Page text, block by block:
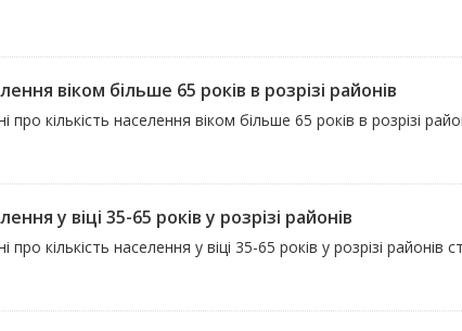
віком більше 65 років в розрізі районів
про кількість населення віком більше 65 років в розрізі
у віці 35-65 років у розрізі районів
про кількість населення у віці 35-65 років у розрізі